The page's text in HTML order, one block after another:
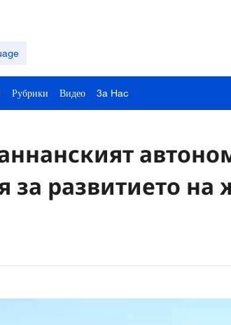
Рубрики Видео 3a Hac
за развитието на